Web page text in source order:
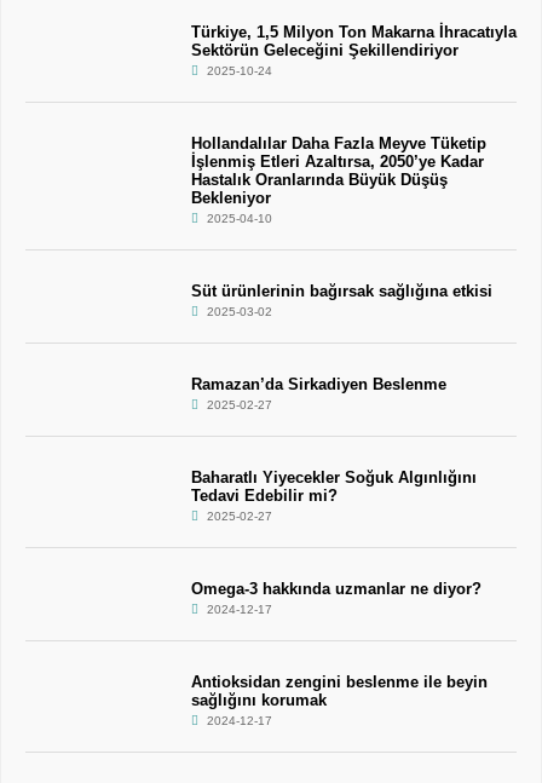
Türkiye, 1,5 Milyon Ton Makarna İhracatıyla
Sektörün Geleceğini Şekillendiriyor
2025-10-24
Hollandalılar Daha Fazla Meyve Tüketip
İşlenmiş Etleri Azaltırsa, 2050’ye Kadar
Hastalık Oranlarında Büyük Düşüş
Bekleniyor
2025-04-10
Süt ürünlerinin bağırsak sağlığına etkisi
2025-03-02
Ramazan’da Sirkadiyen Beslenme
2025-02-27
Baharatlı Yiyecekler Soğuk Algınlığını
Tedavi Edebilir mi?
2025-02-27
Omega-3 hakkında uzmanlar ne diyor?
2024-12-17
Antioksidan zengini beslenme ile beyin
sağlığını korumak
2024-12-17